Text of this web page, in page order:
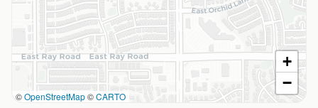
©OpenStreetMap©CARTO
+
−